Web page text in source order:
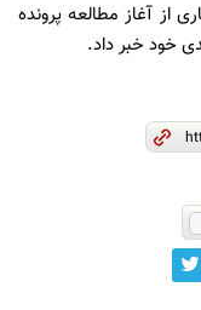
از آغاز مطالعه پرونده
خود خبر داد.